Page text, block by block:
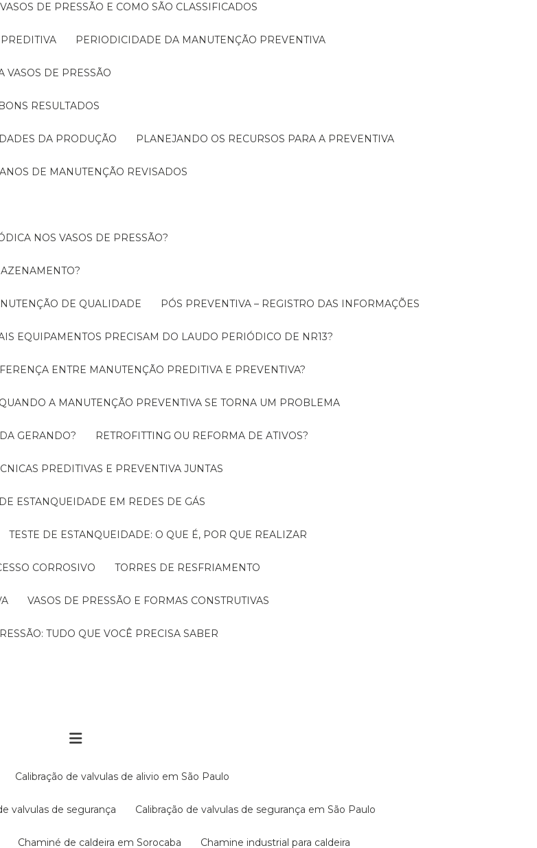
VASOS DE PRESSÃO E COMO SÃO CLASSIFICADOS
PERIODICIDADE DA MANUTENÇÃO PREVENTIVA
VASOS DE PRESSÃO
RESULTADOS
DA PRODUÇÃO PLANEJANDO OS RECURSOS PARA A PREVENTIVA
DE MANUTENÇÃO REVISADOS
NOS VASOS DE PRESSÃO?
DE QUALIDADE PÓS PREVENTIVA – REGISTRO DAS INFORMAÇÕES
EQUIPAMENTOS PRECISAM DO LAUDO PERIÓDICO DE NR13?
ENTRE MANUTENÇÃO PREDITIVA E PREVENTIVA?
QUANDO A MANUTENÇÃO PREVENTIVA SE TORNA UM PROBLEMA
GERANDO? RETROFITTING OU REFORMA DE ATIVOS?
PREDITIVAS E PREVENTIVA JUNTAS
DE ESTANQUEIDADE EM REDES DE GÁS
TESTE DE ESTANQUEIDADE: O QUE É, POR QUE REALIZAR
CORROSIVO TORRES DE RESFRIAMENTO
VASOS DE PRESSÃO E FORMAS CONSTRUTIVAS
TUDO QUE VOCÊ PRECISA SABER
Calibração de valvulas de alivio em São Paulo
de valvulas de segurança Calibração de valvulas de segurança em São Paulo
Chaminé de caldeira em Sorocaba Chamine industrial para caldeira